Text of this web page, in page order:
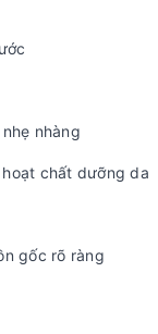
nhàng
chất dưỡng da
gốc rõ ràng